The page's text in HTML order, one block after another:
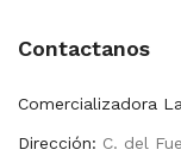
Contactanos
Comercializadora
Dirección: C. del